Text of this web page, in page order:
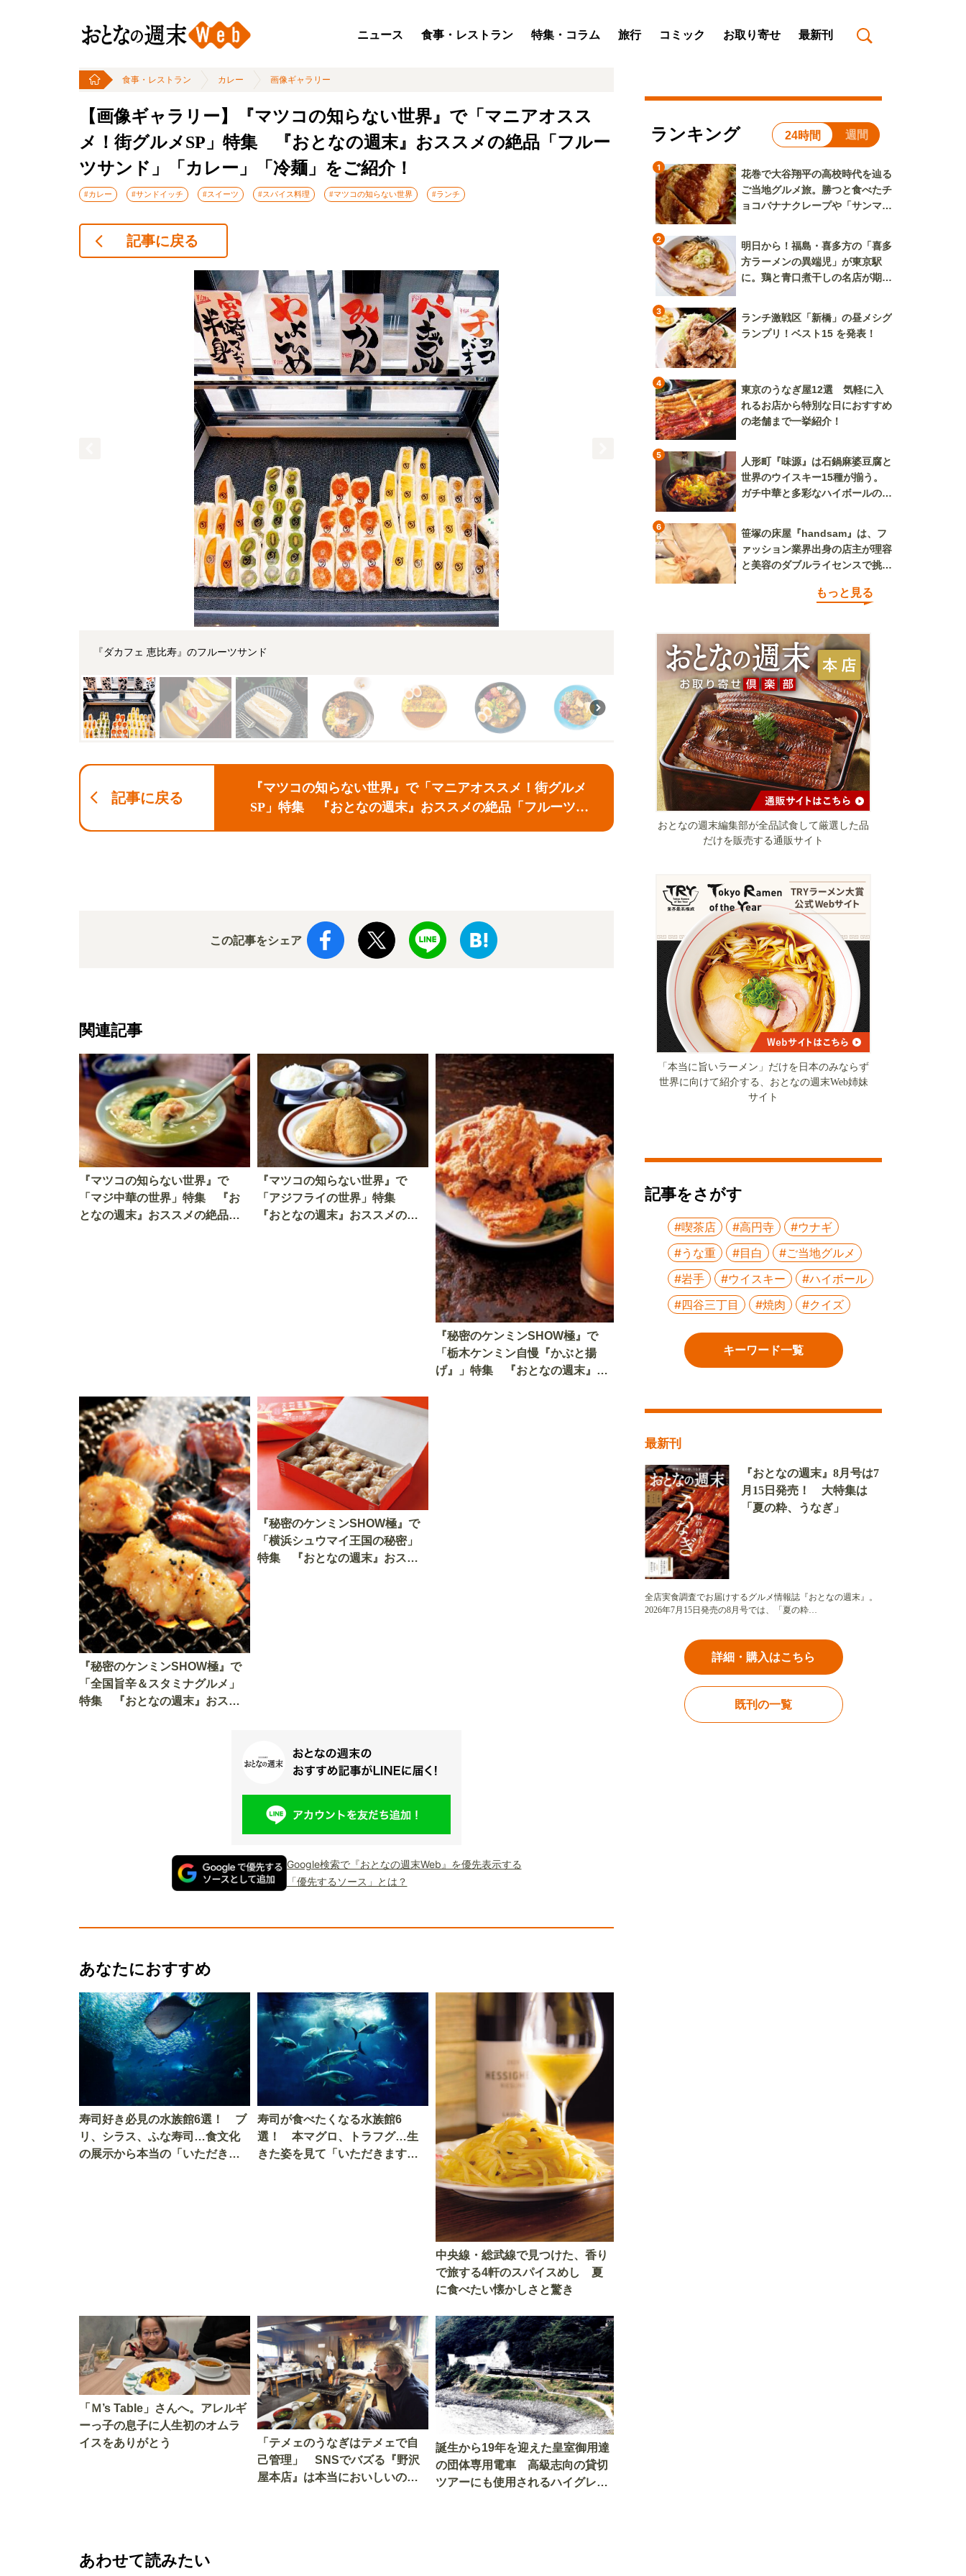
ニュース 食事・レストラン 特集・コラム 旅行 コミック お取り寄せ 最新刊
食事・レストラン カレー 画像ギャラリー
【画像ギャラリー】『マツコの知らない世界』で「マニアオスス
メ！街グルメSP」特集 『おとなの週末』おススメの絶品「フルー
ツサンド」「カレー」「冷麺」をご紹介！
#カレー #サンドイッチ #スイーツ #スパイス料理 #マツコの知らない世界 #ランチ
記事に戻る
『ダカフェ 恵比寿』のフルーツサンド
記事に戻る
『マツコの知らない世界』で「マニアオススメ！街グルメ
SP」特集 『おとなの週末』おススメの絶品「フルーツサ
この記事をシェア
関連記事
『マツコの知らない世界』で
「マジ中華の世界」特集 『お
となの週末』おススメの絶品
『マツコの知らない世界』で
「アジフライの世界」特集
『おとなの週末』おススメの絶
『秘密のケンミンSHOW極』で
「栃木ケンミン自慢『かぶと揚
げ』」特集 『おとなの週末』お
『秘密のケンミンSHOW極』で
「全国旨辛＆スタミナグルメ」
特集 『おとなの週末』おスス
『秘密のケンミンSHOW極』で
「横浜シュウマイ王国の秘密」
特集 『おとなの週末』おスス
Google検索で『おとなの週末Web』を優先表示する
「優先するソース」とは？
あなたにおすすめ
寿司好き必見の水族館6選！ ブ
リ、シラス、ふな寿司…食文化
の展示から本当の「いただきま
寿司が食べたくなる水族館6
選！ 本マグロ、トラフグ…生
きた姿を見て「いただきます」
中央線・総武線で見つけた、香り
で旅する4軒のスパイスめし 夏
に食べたい懐かしさと驚き
「Ｍ’s Table」さんへ。アレルギ
ーっ子の息子に人生初のオムラ
イスをありがとう
「テメェのうなぎはテメェで自
己管理」 SNSでバズる『野沢
屋本店』は本当においしいの
誕生から19年を迎えた皇室御用達
の団体専用電車 高級志向の貸切
ツアーにも使用されるハイグレー
あわせて読みたい
ランキング 24時間 週間
1
花巻で大谷翔平の高校時代を辿る
ご当地グルメ旅。勝つと食べたチ
ョコバナナクレープや「サンマー
2
明日から！福島・喜多方の「喜多
方ラーメンの異端児」が東京駅
に。鶏と青口煮干しの名店が期間
3
ランチ激戦区「新橋」の昼メシグ
ランプリ！ベスト15 を発表！
4
東京のうなぎ屋12選 気軽に入
れるお店から特別な日におすすめ
の老舗まで一挙紹介！
5
人形町『味源』は石鍋麻婆豆腐と
世界のウイスキー15種が揃う。
ガチ中華と多彩なハイボールの組
6
笹塚の床屋『handsam』は、フ
ァッション業界出身の店主が理容
と美容のダブルライセンスで挑む
もっと見る
おとなの週末編集部が全品試食して厳選した品
だけを販売する通販サイト
「本当に旨いラーメン」だけを日本のみならず
世界に向けて紹介する、おとなの週末Web姉妹
サイト
記事をさがす
#喫茶店 #高円寺
#ウナギ
#うな重
#目白
#ご当地グルメ
#岩手
#ウイスキー
#ハイボール
#四谷三丁目
#焼肉 #クイズ
キーワード一覧
最新刊
『おとなの週末』8月号は7
月15日発売！ 大特集は
「夏の粋、うなぎ」
全店実食調査でお届けするグルメ情報誌『おとなの週末』。
2026年7月15日発売の8月号では、「夏の粋…
詳細・購入はこちら
既刊の一覧